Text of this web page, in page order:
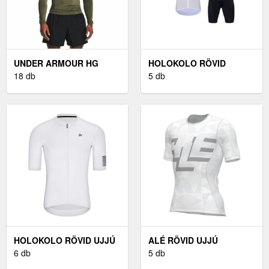
UNDER ARMOUR HG
ARMOUR LS - FÉRFI
18 db
HOLOKOLO RÖVID
KERÉKPÁROS MEZ
FEKETE/FEHÉR/KÉK
5 db
HOLOKOLO RÖVID UJJÚ
KERÉKPÁROS MEZ -
6 db
ALÉ RÖVID UJJÚ
KERÉKPÁROS PÓLÓ -
5 db